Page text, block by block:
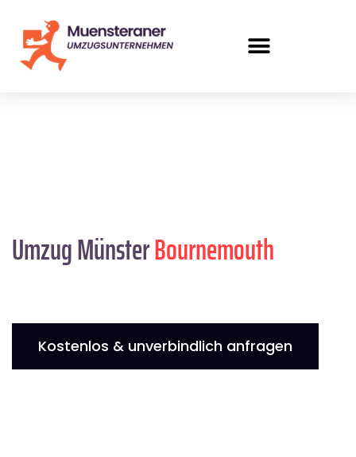
Umzug MünsterBournemouth
Kostenlos & unverbindlich anfragen